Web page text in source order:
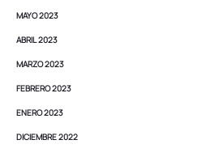
MAYO 2023
ABRIL 2023
MARZO 2023
FEBRERO 2023
ENERO 2023
DICIEMBRE 2022